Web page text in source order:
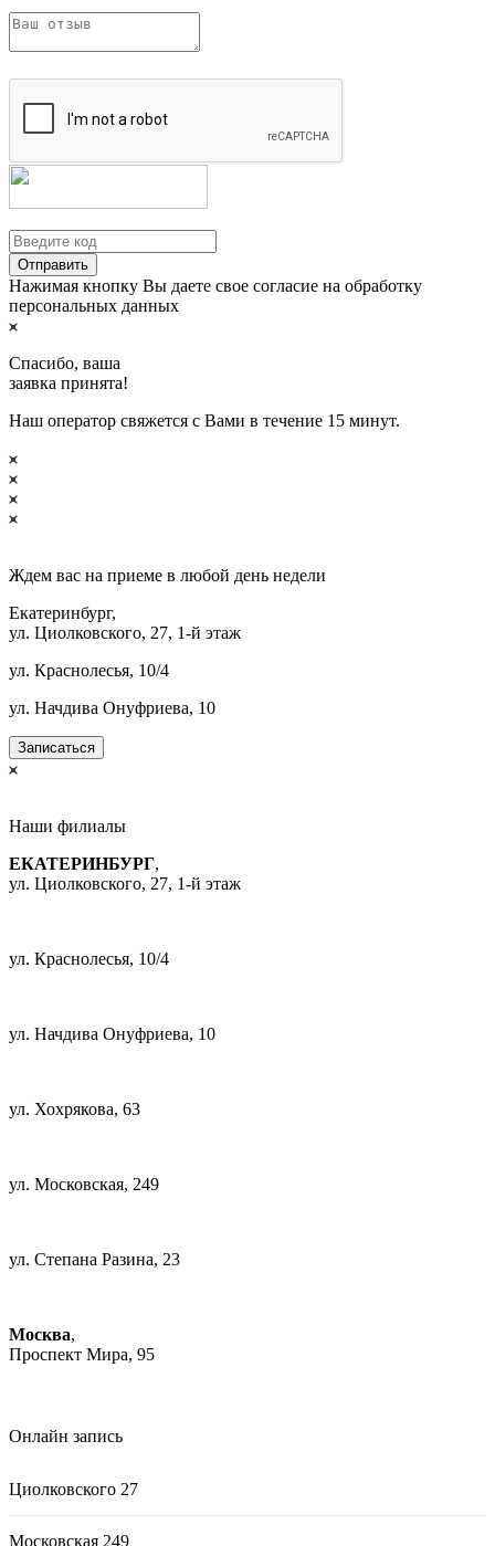
Отправить
Нажимая кнопку Вы даете свое согласие на обработку
персональных данных
Спасибо, ваша
заявка принята!
Наш оператор свяжется с Вами в течение 15 минут.
Ждем вас на приеме в любой день недели
Екатеринбург,
ул. Циолковского, 27, 1-й этаж
ул. Краснолесья, 10/4
ул. Начдива Онуфриева, 10
Записаться
Наши филиалы
ЕКАТЕРИНБУРГ,
ул. Циолковского, 27, 1-й этаж
ул. Краснолесья, 10/4
ул. Начдива Онуфриева, 10
ул. Хохрякова, 63
ул. Московская, 249
ул. Степана Разина, 23
Москва,
Проспект Мира, 95
Онлайн запись
Циолковского 27
Московская 249